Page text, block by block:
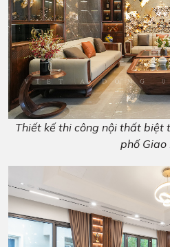
Thiết kế thi công nội thất biệt
phố Giao